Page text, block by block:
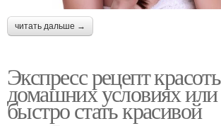
читать дальше →
Экспресс рецепт
домашних условиях или
быстро стать красивой